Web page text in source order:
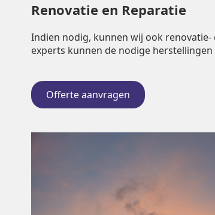
Renovatie en Reparatie
Indien nodig, kunnen wij ook
experts kunnen de nodige
Offerte aanvragen